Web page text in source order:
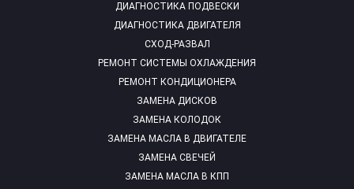
ДИАГНОСТИКА ПОДВЕСКИ
ДИАГНОСТИКА ДВИГАТЕЛЯ
СХОД-РАЗВАЛ
РЕМОНТ СИСТЕМЫ ОХЛАЖДЕНИЯ
РЕМОНТ КОНДИЦИОНЕРА
ЗАМЕНА ДИСКОВ
ЗАМЕНА КОЛОДОК
ЗАМЕНА МАСЛА В ДВИГАТЕЛЕ
ЗАМЕНА СВЕЧЕЙ
ЗАМЕНА МАСЛА В КПП